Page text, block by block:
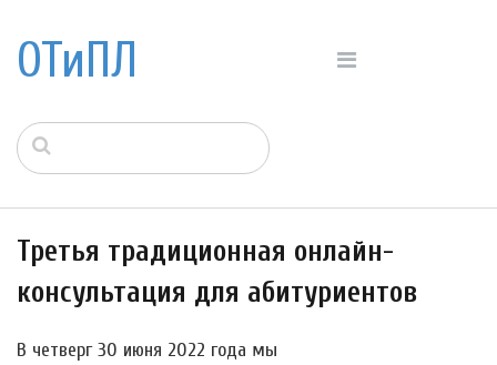
ОТиПЛ
Третья традиционная онлайн-
консультация для абитуриентов
В четверг 30 июня 2022 года мы